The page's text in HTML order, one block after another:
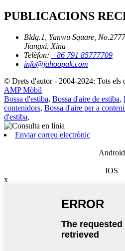
PUBLICACIONS
Bldg.1, Yanwu Square,
Jiangxi, Xina
Telèfon: +86 791 85777709
info@jahoopak.com
© Drets d'autor - 2004-2024: Tots els
AMP Mòbil
Bossa d'estiba, Bossa d'aire de estiba,
contenidors, Bossa d'aire per a
d'estiba,
Enviar correu electrònic
Android
IOS
x